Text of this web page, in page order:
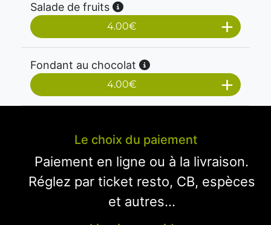
Salade de fruits
4.00€
Fondant au chocolat
4.00€
Le choix du paiement
Paiement en ligne ou à la livraison.
Réglez par ticket resto, CB, espèces
et autres...